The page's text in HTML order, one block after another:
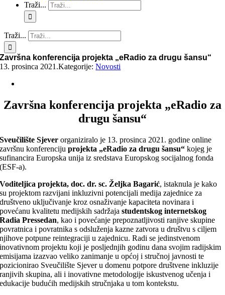
Traži...
Traži...
Završna konferencija projekta „eRadio za drugu šansu“
13. prosinca 2021.Kategorije:Novosti
Završna konferencija projekta „eRadio za
drugu šansu“
Sveučilište Sjever organiziralo je 13. prosinca 2021. godine online
završnu konferencijuprojekta „eRadio za drugu šansu“ kojeg je
sufinancira Europska unija iz sredstava Europskog socijalnog fonda
(ESF-a).
Voditeljica projekta, doc. dr. sc. Željka Bagarić, istaknula je kako
su projektom razvijani inkluzivni potencijali medija zajednice za
društveno uključivanje kroz osnaživanje kapaciteta novinara i
povećanu kvalitetu medijskih sadržajastudentskog internetskog
Radia Pressedan, kao i povećanje prepoznatljivosti ranjive skupine
povratnica i povratnika s odsluženja kazne zatvora u društvu s ciljem
njihove potpune reintegraciji u zajednicu. Radi se jedinstvenom
inovativnom projektu koji je posljednjih godinu dana svojim radijskim
emisijama izazvao veliko zanimanje u općoj i stručnoj javnosti te
pozicionirao Sveučilište Sjever u domenu potpore društvene inkluzije
ranjivih skupina, ali i inovativne metodologije iskustvenog učenja i
edukacije budućih medijskih stručnjaka u tom kontekstu.